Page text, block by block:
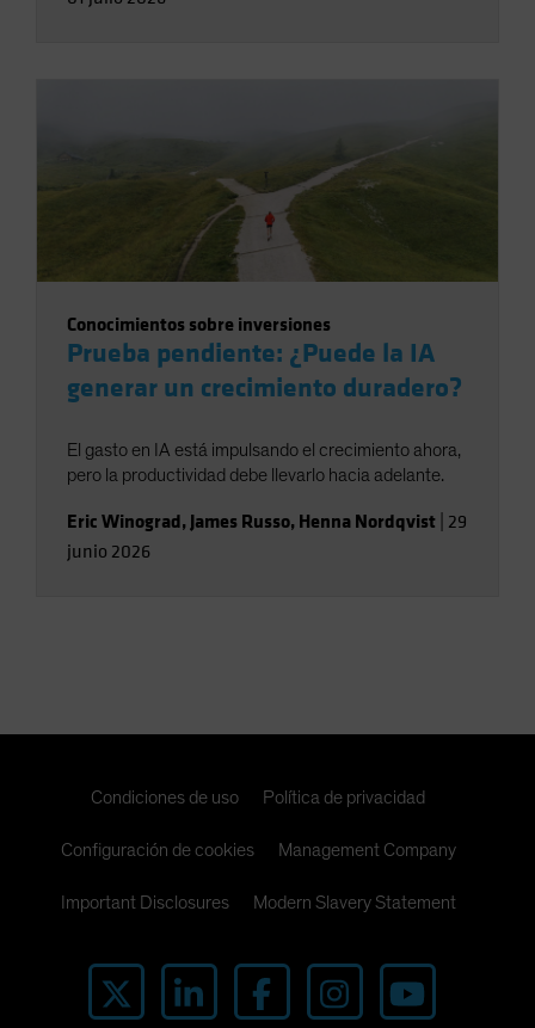
Conocimientos sobre inversiones
Prueba pendiente: ¿Puede la IA
generar un crecimiento duradero?
El gasto en IA está impulsando el crecimiento ahora,
pero la productividad debe llevarlo hacia adelante.
Eric Winograd, James Russo, Henna Nordqvist 29
junio 2026
Condiciones de uso Política de privacidad
Configuración de cookies Management Company
Important Disclosures Modern Slavery Statement